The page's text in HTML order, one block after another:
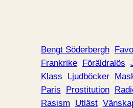
Bengt Söderbergh
Frankrike Föräldralös
Klass
Ljudböcker
Paris
Prostitution
Rasism
Utläst